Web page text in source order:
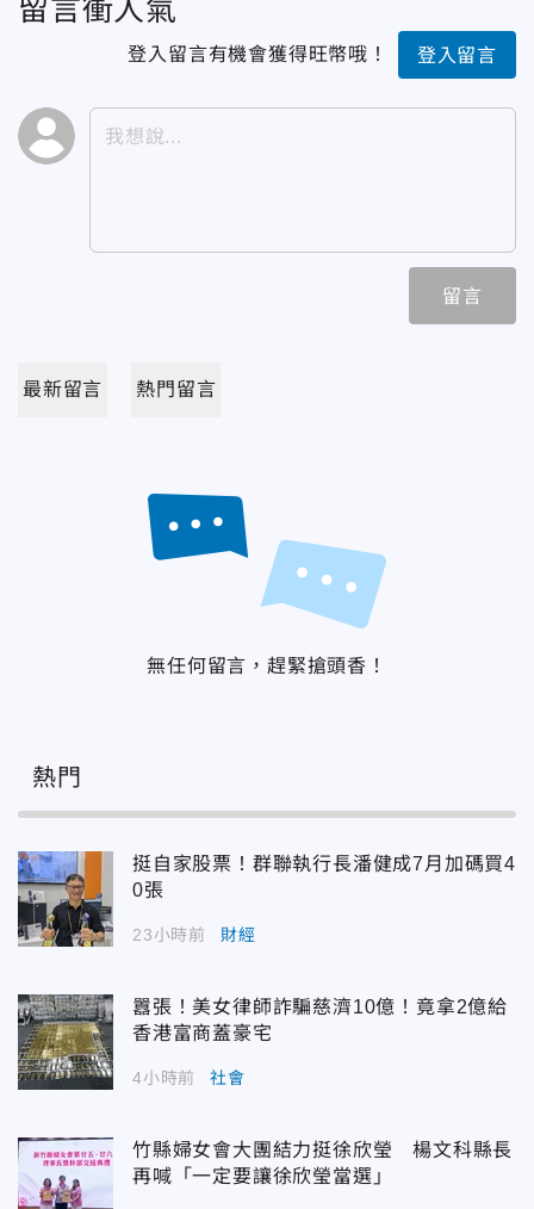
留言衝人氣
登入留言有機會獲得旺幣哦！ 登入留言
留言
最新留言 熱門留言
無任何留言，趕緊搶頭香！
熱門
挺自家股票！群聯執行長潘健成7月加碼買4
0張
23小時前 財經
囂張！美女律師詐騙慈濟10億！竟拿2億給
香港富商蓋豪宅
4小時前 社會
竹縣婦女會大團結力挺徐欣瑩 楊文科縣長
再喊「一定要讓徐欣瑩當選」